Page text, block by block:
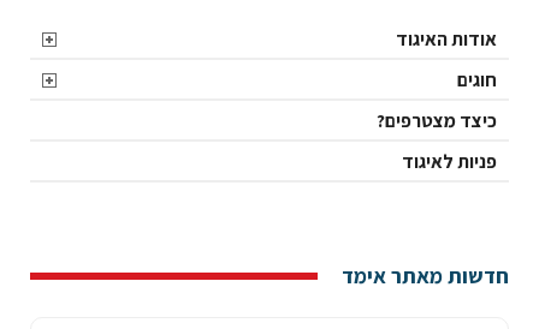
אודות האיגוד
חוגים
כיצד מצטרפים?
פניות לאיגוד
חדשות מאתר אימד